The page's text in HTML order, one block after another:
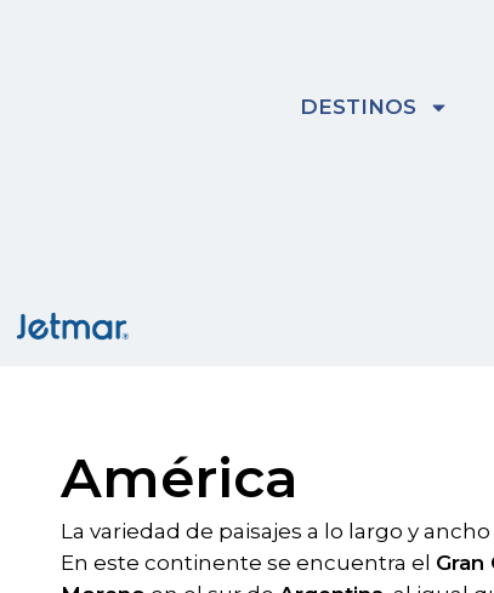
DESTINOS
América
La variedad de paisajes a lo largo y
En este continente se encuentra el Gran